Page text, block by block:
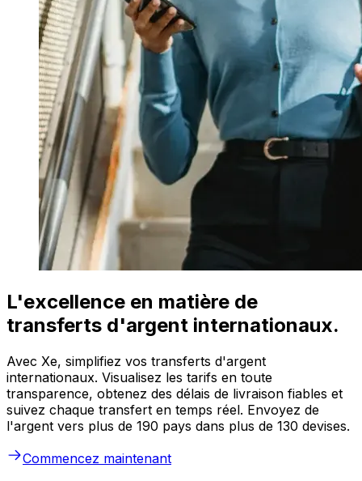
L'excellence en matière de
transferts d'argent internationaux.
Avec Xe, simplifiez vos transferts d'argent
internationaux. Visualisez les tarifs en toute
transparence, obtenez des délais de livraison fiables et
suivez chaque transfert en temps réel. Envoyez de
l'argent vers plus de 190 pays dans plus de 130 devises.
Commencez maintenant